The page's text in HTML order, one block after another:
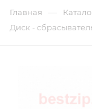
Главная —
Диск -